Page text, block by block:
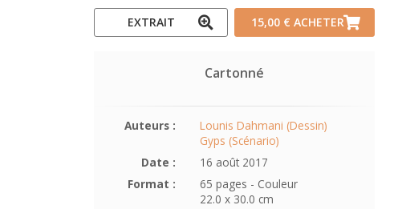
EXTRAIT 15,00 € ACHETER
Cartonné
Auteurs :
Lounis Dahmani (Dessin)
Gyps (Scénario)
Date :
16 août 2017
Format :
65 pages - Couleur
22.0 x 30.0 cm